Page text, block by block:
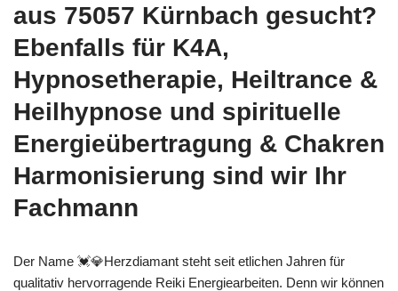
aus 75057 Kürnbach gesucht?
Ebenfalls für K4A,
Hypnosetherapie, Heiltrance &
Heilhypnose und spirituelle
Energieübertragung & Chakren
Harmonisierung sind wir Ihr
Fachmann
Der Name 💓️💎Herzdiamant steht seit etlichen Jahren für
qualitativ hervorragende Reiki Energiearbeiten. Denn wir können